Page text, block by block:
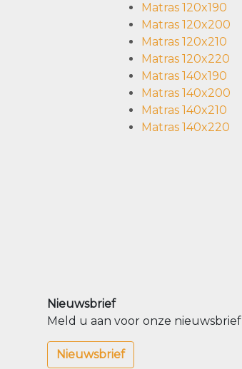
Matras 120x190
Matras 120x200
Matras 120x210
Matras 120x220
Matras 140x190
Matras 140x200
Matras 140x210
Matras 140x220
Nieuwsbrief
Meld u aan voor onze nieuwsbrief
Nieuwsbrief